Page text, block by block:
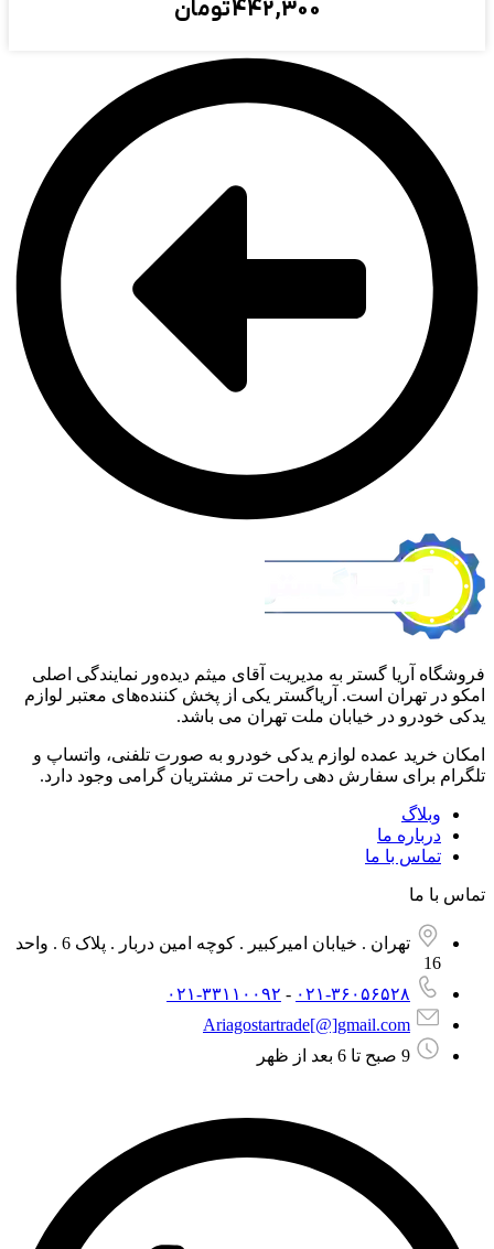
442,300تومان
فروشگاه آریا گستر به مدیریت آقای میثم دیده‌ور نمایندگی اصلی
امکو در تهران است. آریاگستر یکی از پخش کننده‌های معتبر لوازم
یدکی خودرو در خیابان ملت تهران می باشد.
امکان خرید عمده لوازم یدکی خودرو به صورت تلفنی، واتساپ و
تلگرام برای سفارش دهی راحت تر مشتریان گرامی وجود دارد.
وبلاگ
درباره ما
تماس با ما
تماس با ما
تهران . خیابان امیرکبیر . کوچه امین دربار . پلاک 6 . واحد
16
۰۲۱-۳۶۰۵۶۵۲۸ - ۰۲۱-۳۳۱۱۰۰۹۲
Ariagostartrade[@]gmail.com​
9 صبح تا 6 بعد از ظهر